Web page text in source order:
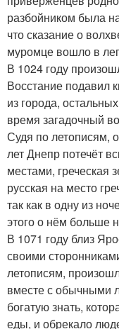
разбойником была
что сказание о
муромце вошло в
В 1024 году
Восстание подавил
из города,
время загадочный
Судя по летописям,
лет Днепр потечёт
местами, греческая
русская на место
так как в одну из
этого о нём больше
В 1071 году близ
своими
летописям,
вместе с обычными
богатую знать,
еды, и обрекало